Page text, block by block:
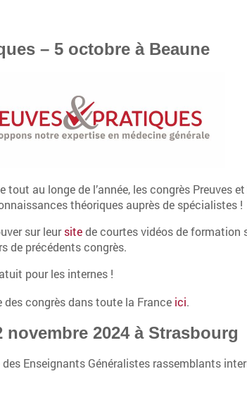
– 5 octobre à Beaune
tout au longe de l’année, les congrès Preuves
théoriques auprès de spécialistes !
sur leursitede courtes vidéos de formation
de précédents congrès.
pour les internes !
congrès dans toute la France ici.
novembre 2024 à Strasbourg
Enseignants Généralistes rassemblants